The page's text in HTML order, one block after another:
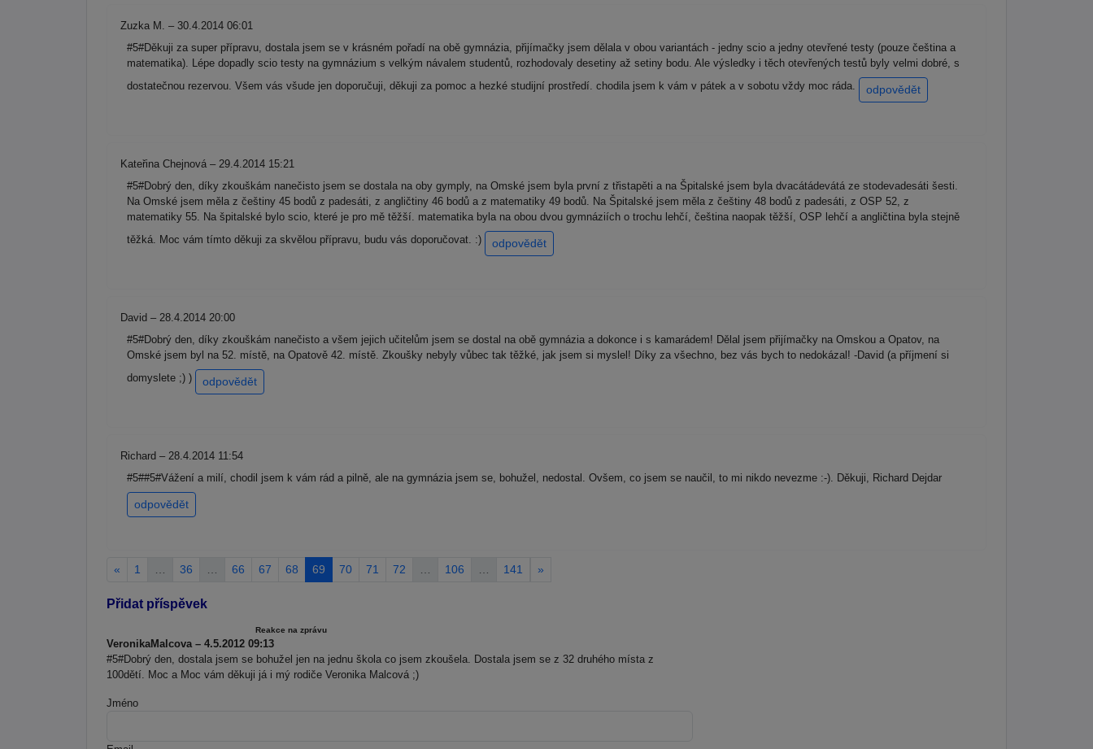
Zuzka M. – 30.4.2014 06:01
#5#Děkuji za super přípravu, dostala jsem se v krásném pořadí na obě gymnázia, přijímačky jsem dělala v obou variantách - jedny scio a jedny otevřené testy (pouze čeština a
matematika). Lépe dopadly scio testy na gymnázium s velkým návalem studentů, rozhodovaly desetiny až setiny bodu. Ale výsledky i těch otevřených testů byly velmi dobré, s
dostatečnou rezervou. Všem vás všude jen doporučuji, děkuji za pomoc a hezké studijní prostředí. chodila jsem k vám v pátek a v sobotu vždy moc ráda.
odpovědět
Kateřina Chejnová – 29.4.2014 15:21
#5#Dobrý den, díky zkouškám nanečisto jsem se dostala na oby gymply, na Omské jsem byla první z třistapěti a na Špitalské jsem byla dvacátádevátá ze stodevadesáti šesti.
Na Omské jsem měla z češtiny 45 bodů z padesáti, z angličtiny 46 bodů a z matematiky 49 bodů. Na Špitalské jsem měla z češtiny 48 bodů z padesáti, z OSP 52, z
matematiky 55. Na špitalské bylo scio, které je pro mě těžší. matematika byla na obou dvou gymnáziích o trochu lehčí, čeština naopak těžší, OSP lehčí a angličtina byla stejně
těžká. Moc vám tímto děkuji za skvělou přípravu, budu vás doporučovat. :)
odpovědět
David – 28.4.2014 20:00
#5#Dobrý den, díky zkouškám nanečisto a všem jejich učitelům jsem se dostal na obě gymnázia a dokonce i s kamarádem! Dělal jsem přijímačky na Omskou a Opatov, na
Omské jsem byl na 52. místě, na Opatově 42. místě. Zkoušky nebyly vůbec tak těžké, jak jsem si myslel! Díky za všechno, bez vás bych to nedokázal! -David (a příjmení si
domyslete ;) )
odpovědět
Richard – 28.4.2014 11:54
#5##5#Vážení a milí, chodil jsem k vám rád a pilně, ale na gymnázia jsem se, bohužel, nedostal. Ovšem, co jsem se naučil, to mi nikdo nevezme :-). Děkuji, Richard Dejdar
odpovědět
« 1 36 66 67 68 69 70 71 72 106 141 »
Přidat příspěvek
Reakce na zprávu
VeronikaMalcova – 4.5.2012 09:13
#5#Dobrý den, dostala jsem se bohužel jen na jednu škola co jsem zkoušela. Dostala jsem se z 32 druhého místa z
100dětí. Moc a Moc vám děkuji já i mý rodiče Veronika Malcová ;)
Jméno